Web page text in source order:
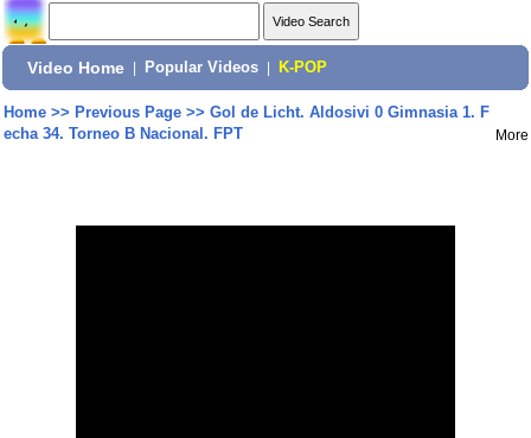
Video Home Popular Videos K-POP
Home>> Previous Page>> Gol de Licht. Aldosivi 0 Gimnasia 1. F
echa 34. Torneo B Nacional. FPT
More